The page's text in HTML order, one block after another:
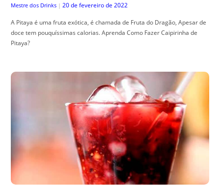
Mestre dos Drinks | 20 de fevereiro de 2022
A Pitaya é uma fruta exótica, é chamada de Fruta do Dragão, Apesar de
doce tem pouquíssimas calorias. Aprenda Como Fazer Caipirinha de
Pitaya?